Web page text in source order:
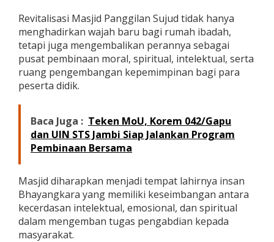
g
u
a
t
a
n
K
k
t
e
r
a
P
e
r
Revitalisasi Masjid Panggilan Sujud tidak hanya
menghadirkan wajah baru bagi rumah ibadah,
tetapi juga mengembalikan perannya sebagai
pusat pembinaan moral, spiritual, intelektual, serta
ruang pengembangan kepemimpinan bagi para
peserta didik.
Baca Juga : Teken MoU, Korem 042/Gapu
dan UIN STS Jambi Siap Jalankan Program
Pembinaan Bersama
Masjid diharapkan menjadi tempat lahirnya insan
Bhayangkara yang memiliki keseimbangan antara
kecerdasan intelektual, emosional, dan spiritual
dalam mengemban tugas pengabdian kepada
masyarakat.